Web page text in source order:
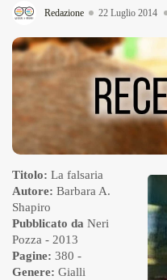
Redazione 22 Luglio 2014
Titolo: La falsaria
Autore: Barbara A.
Shapiro
Pubblicato da Neri
Pozza - 2013
Pagine: 380 -
Genere: Gialli